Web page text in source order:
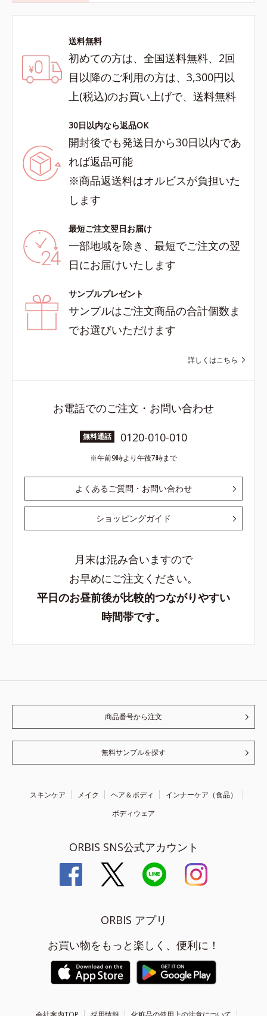
送料無料
初めての方は、全国送料無料、2回
目以降のご利用の方は、3,300円以
上(税込)のお買い上げで、送料無料
30日以内なら返品OK
開封後でも発送日から30日以内であ
れば返品可能
※商品返送料はオルビスが負担いた
します
最短ご注文翌日お届け
一部地域を除き、最短でご注文の翌
日にお届けいたします
サンプルプレゼント
サンプルはご注文商品の合計個数ま
でお選びいただけます
詳しくはこちら
お電話でのご注文・お問い合わせ
無料通話 0120-010-010
午前9時より午後7時まで
よくあるご質問・お問い合わせ
ショッピングガイド
月末は混み合いますので
お早めにご注文ください。
平日のお昼前後が比較的つながりやすい
時間帯です。
商品番号から注文
無料サンプルを探す
スキンケア メイク ヘア＆ボディ
インナーケア（食品）
ボディウェア
ORBIS SNS公式アカウント
ORBIS アプリ
お買い物をもっと楽しく、便利に！